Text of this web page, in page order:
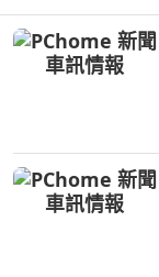
定，但這不表
數的越野路面
講的一樣…